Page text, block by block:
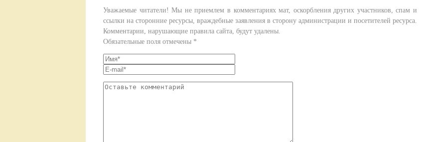
Уважаемые читатели! Мы не приемлем в комментариях мат, оскорбления других участников, спам и
ссылки на сторонние ресурсы, враждебные заявления в сторону администрации и посетителей ресурса.
Комментарии, нарушающие правила сайта, будут удалены.
Обязательные поля отмечены *